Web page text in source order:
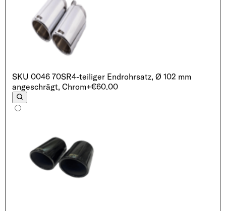
SKU 0046 70SR4-teiliger Endrohrsatz, Ø 102 mm
angeschrägt, Chrom+€60.00